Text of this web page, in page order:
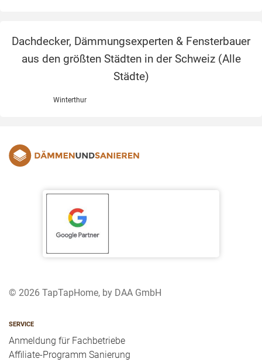
Dachdecker, Dämmungsexperten & Fensterbauer
aus den größten Städten in der Schweiz (Alle
Städte)
Winterthur
© 2026 TapTapHome, by DAA GmbH
SERVICE
Anmeldung für Fachbetriebe
Affiliate-Programm Sanierung